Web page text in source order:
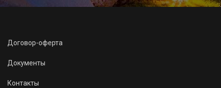
Договор-оферта
Документы
Контакты